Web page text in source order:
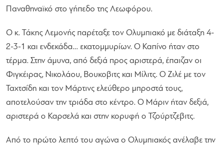
Παναθηναϊκό στο γήπεδο της Λεωφόρου.
Ο κ. Τάκης Λεμονής παρέταξε τον Ολυμπιακό με διάταξη 4-
2-3-1 και ενδεκάδα… εκατομμυρίων. Ο Καπίνο ήταν στο
τέρμα. Στην άμυνα, από δεξιά προς αριστερά, έπαιζαν οι
Φιγκέιρας, Νικολάου, Βουκοβιτς και Μίλιτς. Ο Ζιλέ με τον
Ταχτσίδη και τον Μάρτινς ελεύθερο μπροστά τους,
αποτελούσαν την τριάδα στο κέντρο. Ο Μάριν ήταν δεξιά,
αριστερά ο Καρσελά και στην κορυφή ο Τζούρτζεβιτς.
Από το πρώτο λεπτό του αγώνα ο Ολυμπιακός ανέλαβε την